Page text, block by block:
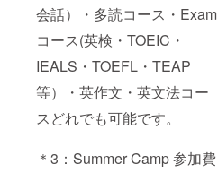
会話）・多読コース・Exam
コース(英検・TOEIC・
IEALS・TOEFL・TEAP
等）・英作文・英文法コー
スどれでも可能です。
＊3：Summer Camp 参加費